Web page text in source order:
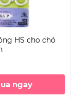
HS cho chó
ngay